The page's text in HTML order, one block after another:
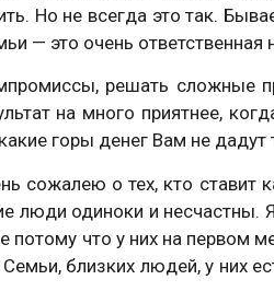
Но не всегда это так.
— это очень ответственная
решать сложные
на много приятнее,
горы денег Вам не дадут
сожалею о тех, кто ставит
люди одиноки и несчастны.
что у них на первом
близких людей, у них